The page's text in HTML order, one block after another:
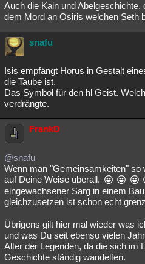
Auch die Kain und
dem Mord an Osiris welchen Seth
snafu
Isis empfängt Horus in Gestalt
die Taube ist.
Das Symbol für den hl Geist.
verdrängte.
FrankD
@snafu
Wenn man "Gemeinsamkeiten" so
auf Deine Weise überall.
eingewachsener Sarg in einem
gleichzusetzen ist schon echt
Übrigens gilt hier mal wieder was
und was Du seit ebenso vielen
Alter der Legenden, da die sich im
Geschichte ständig wandelten.